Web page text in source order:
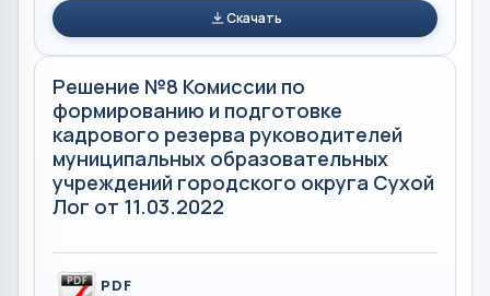
Скачать
Решение №8 Комиссии по
формированию и подготовке
кадрового резерва руководителей
муниципальных образовательных
учреждений городского округа Сухой
Лог от 11.03.2022
PDF